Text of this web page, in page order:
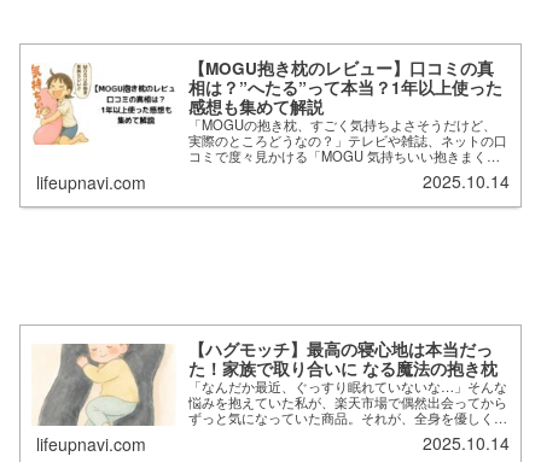
【MOGU抱き枕のレビュー】口コミの真
相は？”へたる”って本当？1年以上使った
感想も集めて解説
「MOGUの抱き枕、すごく気持ちよさそうだけど、
実際のところどうなの？」テレビや雑誌、ネットの口
コミで度々見かける「MOGU 気持ちいい抱きまく
ら」。その独特な感触を絶賛する声が多い一方で、
「すぐにへたる」なんていう気になる噂も…。本当に
買...
lifeupnavi.com 2025.10.14
【ハグモッチ】最高の寝心地は本当だっ
た！家族で取り合いに なる魔法の抱き枕
「なんだか最近、ぐっすり眠れていないな…」そんな
悩みを抱えていた私が、楽天市場で偶然出会ってから
ずっと気になっていた商品。それが、全身を優しく包
み込んでくれるという「ハグモッチ」でした。【日本
No.1受賞ブランド】ハグモッチハーフ 正規品【...
lifeupnavi.com 2025.10.14